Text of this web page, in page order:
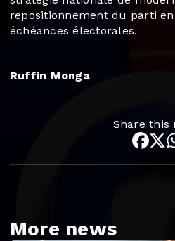
repositionnement du parti
échéances électorales.
Ruffin Monga
Share this
More news